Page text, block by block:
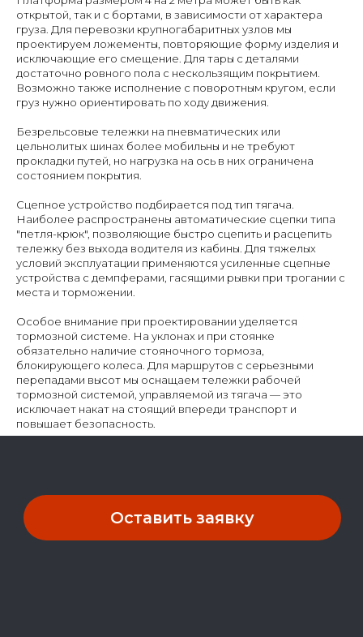
открытой, так и с бортами, в зависимости от характера
груза. Для перевозки крупногабаритных узлов мы
проектируем ложементы, повторяющие форму изделия и
исключающие его смещение. Для тары с деталями
достаточно ровного пола с нескользящим покрытием.
Возможно также исполнение с поворотным кругом, если
груз нужно ориентировать по ходу движения.
Безрельсовые тележки на пневматических или
цельнолитых шинах более мобильны и не требуют
прокладки путей, но нагрузка на ось в них ограничена
состоянием покрытия.
Сцепное устройство подбирается под тип тягача.
Наиболее распространены автоматические сцепки типа
"петля-крюк", позволяющие быстро сцепить и расцепить
тележку без выхода водителя из кабины. Для тяжелых
условий эксплуатации применяются усиленные сцепные
устройства с демпферами, гасящими рывки при трогании с
места и торможении.
Особое внимание при проектировании уделяется
тормозной системе. На уклонах и при стоянке
обязательно наличие стояночного тормоза,
блокирующего колеса. Для маршрутов с серьезными
перепадами высот мы оснащаем тележки рабочей
тормозной системой, управляемой из тягача — это
исключает накат на стоящий впереди транспорт и
повышает безопасность.